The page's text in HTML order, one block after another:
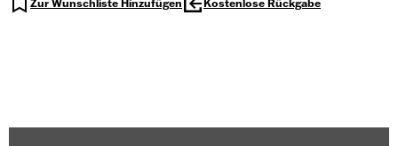
Zur Wunschliste Hinzufügen Kostenlose Rückgabe